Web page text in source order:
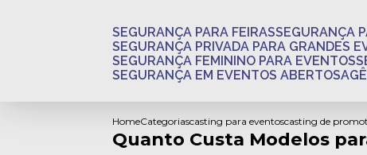
SEGURANÇA PARA FEIRAS SEGURANÇA
SEGURANÇA PRIVADA PARA GRANDES
SEGURANÇA FEMININO PARA EVENTOS
SEGURANÇA EM EVENTOS ABERTOS
HomeCategoriascasting para eventoscasting de
Quanto Custa Modelos